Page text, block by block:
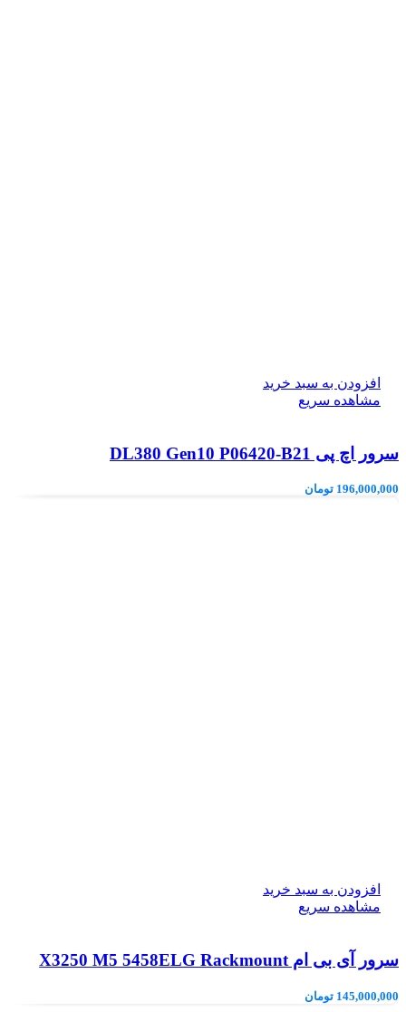
افزودن به سبد خرید
مشاهده سریع
سرور اچ پی DL380 Gen10 P06420-B21
196,000,000 تومان
افزودن به سبد خرید
مشاهده سریع
سرور آی بی ام X3250 M5 5458ELG Rackmount
145,000,000 تومان